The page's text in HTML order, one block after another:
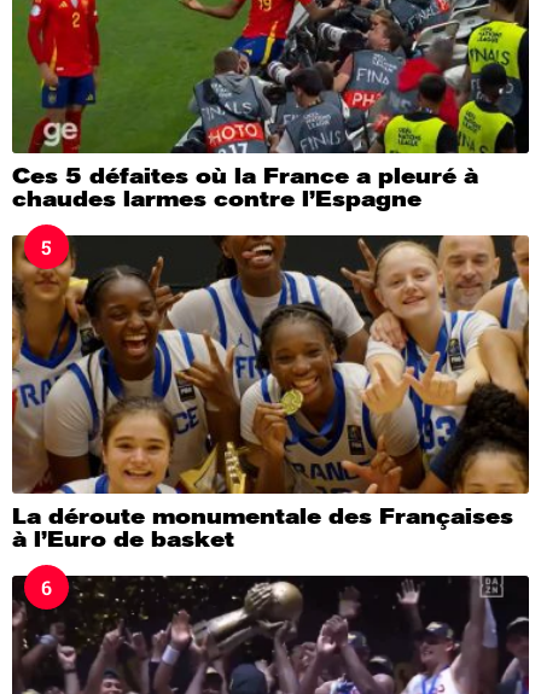
Ces 5 défaites où la France a pleuré à
chaudes larmes contre l’Espagne
5
La déroute monumentale des Françaises
à l’Euro de basket
6